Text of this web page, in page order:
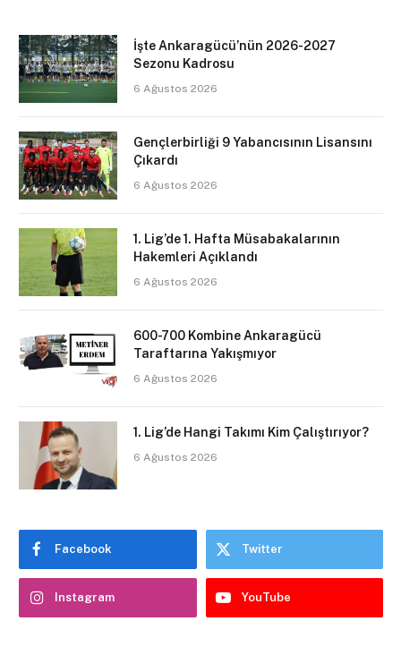
İşte Ankaragücü’nün 2026-2027
Sezonu Kadrosu
6 Ağustos 2026
Gençlerbirliği 9 Yabancısının Lisansını
Çıkardı
6 Ağustos 2026
1. Lig’de 1. Hafta Müsabakalarının
Hakemleri Açıklandı
6 Ağustos 2026
600-700 Kombine Ankaragücü
Taraftarına Yakışmıyor
6 Ağustos 2026
1. Lig’de Hangi Takımı Kim Çalıştırıyor?
6 Ağustos 2026
Facebook Twitter
Instagram YouTube